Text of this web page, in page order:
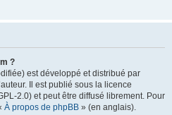
?
est développé et distribué par
Il est publié sous la licence
2.0) et peut être diffusé librement. Pour
À propos de phpBB » (en anglais).